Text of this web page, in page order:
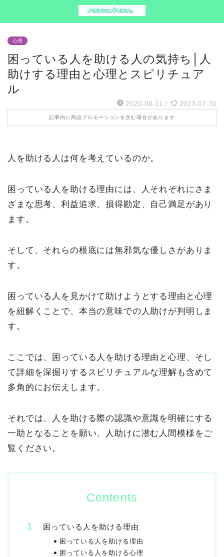
心理
困っている人を助ける人の気持ち│人
助けする理由と心理とスピリチュア
ル
2020-09-11 / 2023-07-30
記事内に商品プロモーションを含む場合があります
人を助ける人は何を考えているのか。
困っている人を助ける理由には、人それぞれにさま
ざまな思考、利益追求、損得勘定、自己満足があり
ます。
そして、それらの根底には無邪気な優しさがありま
す。
困っている人を見かけて助けようとする理由と心理
を紐解くことで、本当の意味での人助けが判明しま
す。
ここでは、困っている人を助ける理由と心理、そし
て詳細を深掘りするスピリチュアルな理解も含めて
多角的にお伝えします。
それでは、人を助ける際の認識や意識を明確にする
一助となることを願い、人助けに潜む人間模様をご
覧ください。
Contents
困っている人を助ける理由
困っている人を助ける理由
困っている人を助ける心理